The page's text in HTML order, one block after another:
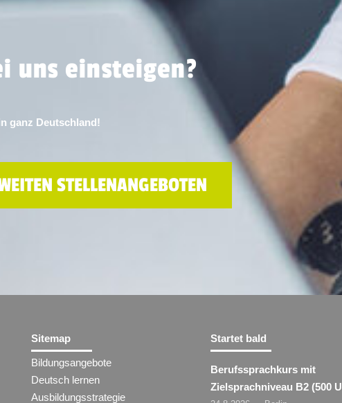
uns einsteigen?
ganz Deutschland!
STELLENANGEBOTEN
Sitemap
Bildungsangebote
Deutsch lernen
Ausbildungsstrategie
Startet bald
Berufssprachkurs mit
Zielsprachniveau B2 (500